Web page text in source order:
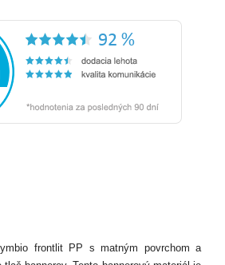
frontlit PP s matným povrchom a